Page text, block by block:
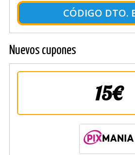
CÓDIGO DTO.
Nuevos cupones
15€